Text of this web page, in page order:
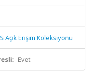
Açık Erişim Koleksiyonu
Evet